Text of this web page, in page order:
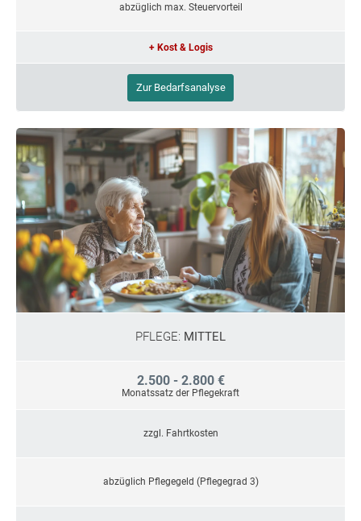
abzüglich max. Steuervorteil
+ Kost & Logis
Zur Bedarfsanalyse
PFLEGE: MITTEL
2.500 - 2.800 €
Monatssatz der Pflegekraft
zzgl. Fahrtkosten
abzüglich Pflegegeld (Pflegegrad 3)